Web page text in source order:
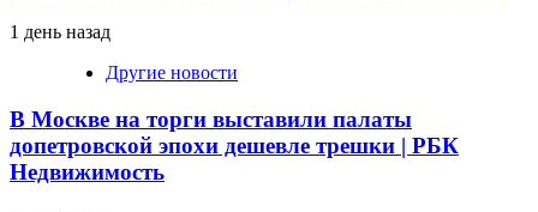
1 день назад
Другие новости
В Москве на торги выставили палаты
допетровской эпохи дешевле трешки | РБК
Недвижимость